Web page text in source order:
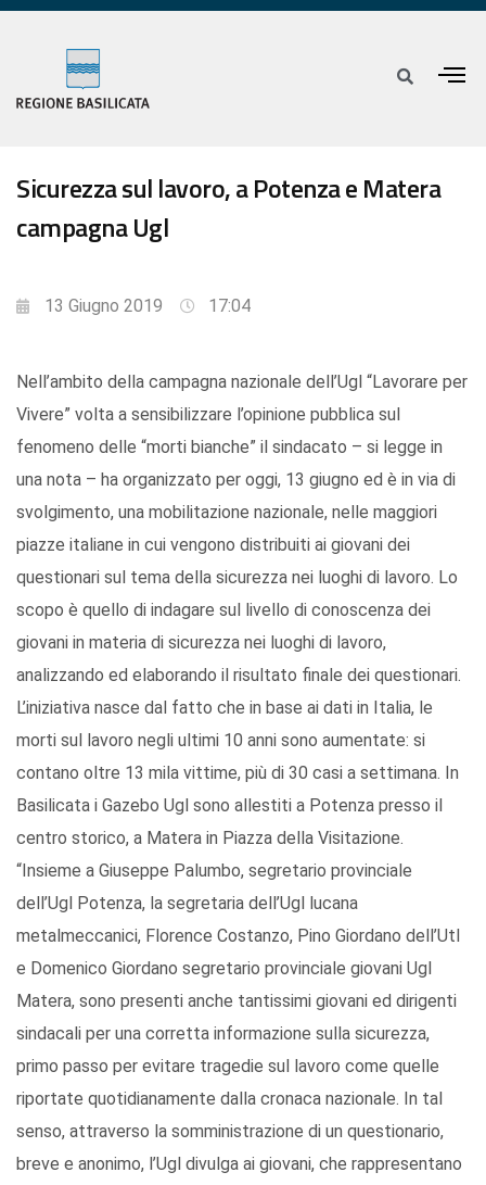
Sicurezza sul lavoro, a Potenza e Matera
campagna Ugl
13 Giugno 2019 17:04
Nell’ambito della campagna nazionale dell’Ugl “Lavorare per
Vivere” volta a sensibilizzare l’opinione pubblica sul
fenomeno delle “morti bianche” il sindacato – si legge in
una nota – ha organizzato per oggi, 13 giugno ed è in via di
svolgimento, una mobilitazione nazionale, nelle maggiori
piazze italiane in cui vengono distribuiti ai giovani dei
questionari sul tema della sicurezza nei luoghi di lavoro. Lo
scopo è quello di indagare sul livello di conoscenza dei
giovani in materia di sicurezza nei luoghi di lavoro,
analizzando ed elaborando il risultato finale dei questionari.
L’iniziativa nasce dal fatto che in base ai dati in Italia, le
morti sul lavoro negli ultimi 10 anni sono aumentate: si
contano oltre 13 mila vittime, più di 30 casi a settimana. In
Basilicata i Gazebo Ugl sono allestiti a Potenza presso il
centro storico, a Matera in Piazza della Visitazione.
“Insieme a Giuseppe Palumbo, segretario provinciale
dell’Ugl Potenza, la segretaria dell’Ugl lucana
metalmeccanici, Florence Costanzo, Pino Giordano dell’Utl
e Domenico Giordano segretario provinciale giovani Ugl
Matera, sono presenti anche tantissimi giovani ed dirigenti
sindacali per una corretta informazione sulla sicurezza,
primo passo per evitare tragedie sul lavoro come quelle
riportate quotidianamente dalla cronaca nazionale. In tal
senso, attraverso la somministrazione di un questionario,
breve e anonimo, l’Ugl divulga ai giovani, che rappresentano